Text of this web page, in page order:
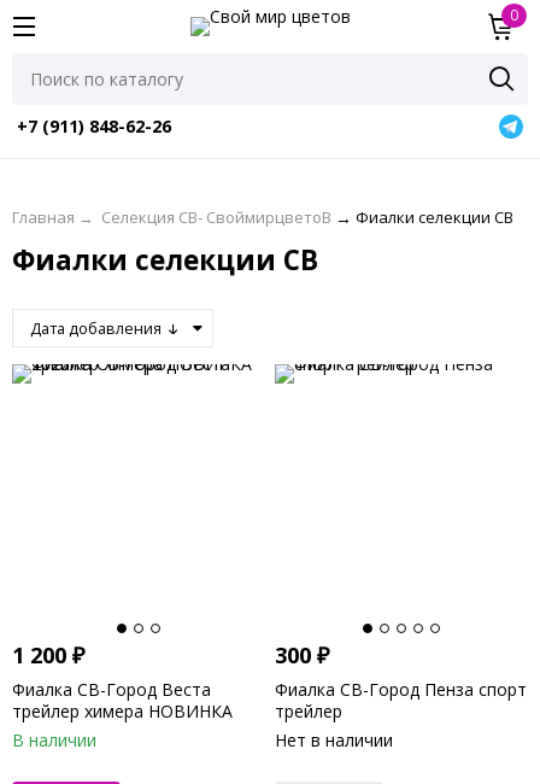
0
+7 (911) 848-62-26
Главная → Селекция СВ- СвоймирцветоВ → Фиалки селекции СВ
Фиалки селекции СВ
Дата добавления
1 200 ₽
Фиалка СВ-Город Веста
трейлер химера НОВИНКА
2026г
В наличии
300₽
Фиалка СВ-Город Пенза спорт
трейлер
Нет в наличии